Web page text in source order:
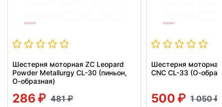
Шестерня моторная ZC Leopard
Powder Metallurgy CL-30 (пиньон,
О-образная)
286 481
Шестерня
CNC CL-33 (О-
500 1 050